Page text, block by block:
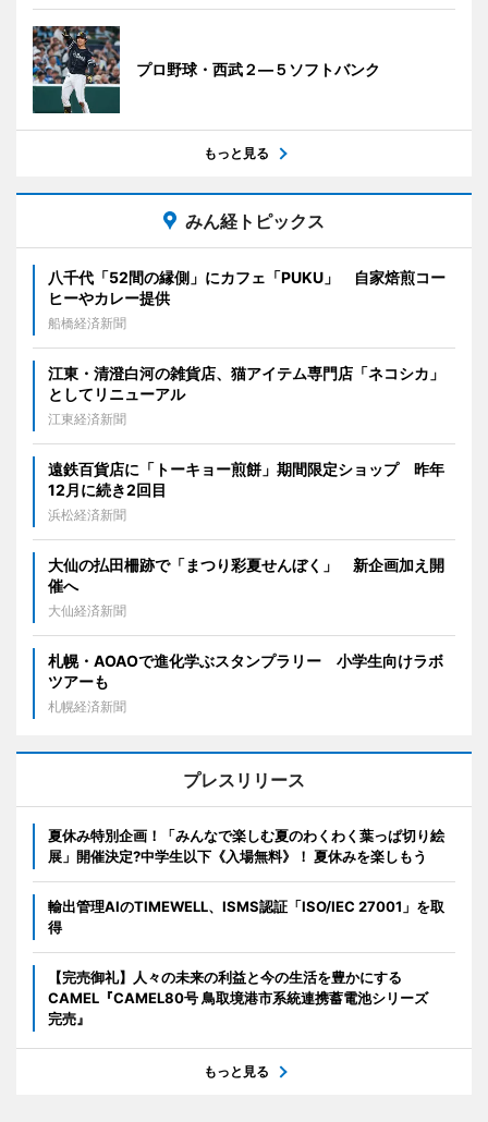
プロ野球・西武２―５ソフトバンク
もっと見る
みん経トピックス
八千代「52間の縁側」にカフェ「PUKU」 自家焙煎コー
ヒーやカレー提供
船橋経済新聞
江東・清澄白河の雑貨店、猫アイテム専門店「ネコシカ」
としてリニューアル
江東経済新聞
遠鉄百貨店に「トーキョー煎餅」期間限定ショップ 昨年
12月に続き2回目
浜松経済新聞
大仙の払田柵跡で「まつり彩夏せんぼく」 新企画加え開
催へ
大仙経済新聞
札幌・AOAOで進化学ぶスタンプラリー 小学生向けラボ
ツアーも
札幌経済新聞
プレスリリース
夏休み特別企画！「みんなで楽しむ夏のわくわく葉っぱ切り絵
展」開催決定?中学生以下《入場無料》！ 夏休みを楽しもう
輸出管理AIのTIMEWELL、ISMS認証「ISO/IEC 27001」を取
得
【完売御礼】人々の未来の利益と今の生活を豊かにする
CAMEL『CAMEL80号 鳥取境港市系統連携蓄電池シリーズ
完売』
もっと見る